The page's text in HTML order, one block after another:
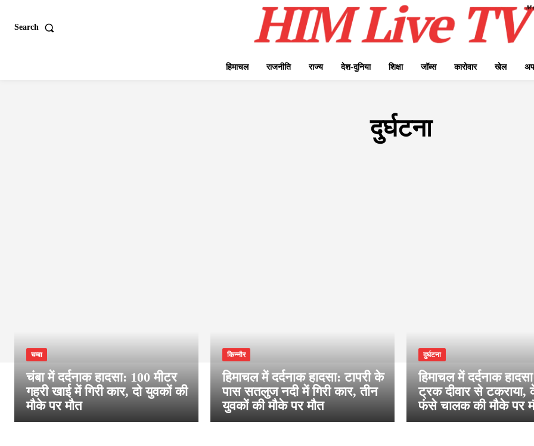
Search
हिमाचल राजनीति राज्य देश-दुनिया शिक्षा जॉब्स कारोवार खेल
दुर्घटना
चम्बा
चंबा में दर्दनाक हादसा: 100 मीटर
गहरी खाई में गिरी कार, दो युवकों की
मौके पर मौत
किन्नौर
हिमाचल में दर्दनाक हादसा: टापरी के
पास सतलुज नदी में गिरी कार, तीन
युवकों की मौके पर मौत
दुर्घटना
हिमाचल में दर्दनाक
ट्रक दीवार से टकराया,
फंसे चालक की मौके पर